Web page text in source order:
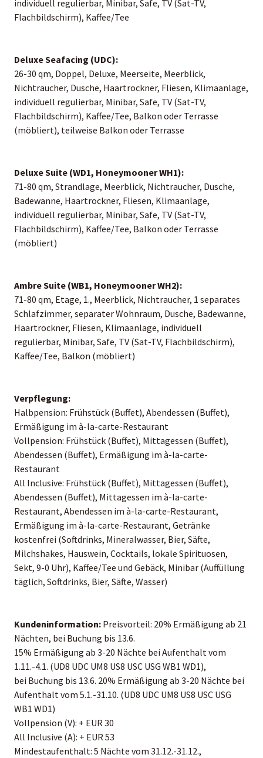
individuell regulierbar, Minibar, Safe, TV (Sat-TV,
Flachbildschirm), Kaffee/Tee
Deluxe Seafacing (UDC):
26-30 qm, Doppel, Deluxe, Meerseite, Meerblick,
Nichtraucher, Dusche, Haartrockner, Fliesen, Klimaanlage,
individuell regulierbar, Minibar, Safe, TV (Sat-TV,
Flachbildschirm), Kaffee/Tee, Balkon oder Terrasse
(möbliert), teilweise Balkon oder Terrasse
Deluxe Suite (WD1, Honeymooner WH1):
71-80 qm, Strandlage, Meerblick, Nichtraucher, Dusche,
Badewanne, Haartrockner, Fliesen, Klimaanlage,
individuell regulierbar, Minibar, Safe, TV (Sat-TV,
Flachbildschirm), Kaffee/Tee, Balkon oder Terrasse
(möbliert)
Ambre Suite (WB1, Honeymooner WH2):
71-80 qm, Etage, 1., Meerblick, Nichtraucher, 1 separates
Schlafzimmer, separater Wohnraum, Dusche, Badewanne,
Haartrockner, Fliesen, Klimaanlage, individuell
regulierbar, Minibar, Safe, TV (Sat-TV, Flachbildschirm),
Kaffee/Tee, Balkon (möbliert)
Verpflegung:
Halbpension: Frühstück (Buffet), Abendessen (Buffet),
Ermäßigung im à-la-carte-Restaurant
Vollpension: Frühstück (Buffet), Mittagessen (Buffet),
Abendessen (Buffet), Ermäßigung im à-la-carte-
Restaurant
All Inclusive: Frühstück (Buffet), Mittagessen (Buffet),
Abendessen (Buffet), Mittagessen im à-la-carte-
Restaurant, Abendessen im à-la-carte-Restaurant,
Ermäßigung im à-la-carte-Restaurant, Getränke
kostenfrei (Softdrinks, Mineralwasser, Bier, Säfte,
Milchshakes, Hauswein, Cocktails, lokale Spirituosen,
Sekt, 9-0 Uhr), Kaffee/Tee und Gebäck, Minibar (Auffüllung
täglich, Softdrinks, Bier, Säfte, Wasser)
Kundeninformation: Preisvorteil: 20% Ermäßigung ab 21
Nächten, bei Buchung bis 13.6.
15% Ermäßigung ab 3-20 Nächte bei Aufenthalt vom
1.11.-4.1. (UD8 UDC UM8 US8 USC USG WB1 WD1),
bei Buchung bis 13.6. 20% Ermäßigung ab 3-20 Nächte bei
Aufenthalt vom 5.1.-31.10. (UD8 UDC UM8 US8 USC USG
WB1 WD1)
Vollpension (V): + EUR 30
All Inclusive (A): + EUR 53
Mindestaufenthalt: 5 Nächte vom 31.12.-31.12.,